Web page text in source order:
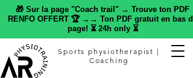
🎁 Sur la page "Coach trail" → Trouve ton PDF
RENFO OFFERT 🏆 →→ Ton PDF gratuit en bas de
page! ⏳ 24h only ⏳
Sports physiotherapist |
Coaching